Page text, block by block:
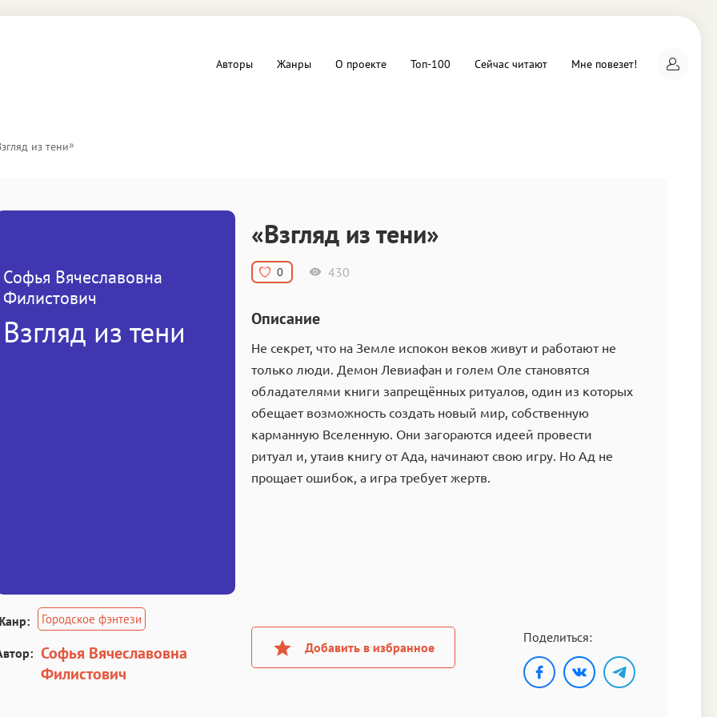
Драматургия
Компьютеры и Интернет
Фольклор
Авторы Жанры О проекте Топ-100 Сейчас читают Мне повезет!
из тени»
Софья Вячеславовна
Филистович
Взгляд из тени
Городское фэнтези
Софья Вячеславовна
Филистович
«Взгляд из тени»
0 430
Описание
Не секрет, что на Земле испокон веков живут и работают не
только люди. Демон Левиафан и голем Оле становятся
обладателями книги запрещённых ритуалов, один из которых
обещает возможность создать новый мир, собственную
карманную Вселенную. Они загораются идеей провести
ритуал и, утаив книгу от Ада, начинают свою игру. Но Ад не
прощает ошибок, а игра требует жертв.
Добавить в избранное
Поделиться: